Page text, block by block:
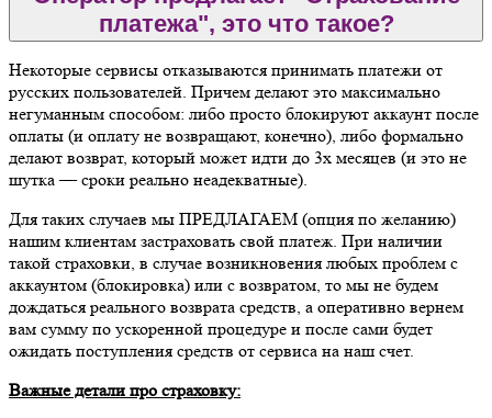
платежа", это что такое?
Некоторые сервисы отказываются принимать платежи от
русских пользователей. Причем делают это максимально
негуманным способом: либо просто блокируют аккаунт после
оплаты (и оплату не возвращают, конечно), либо формально
делают возврат, который может идти до 3х месяцев (и это не
шутка — сроки реально неадекватные).
Для таких случаев мы ПРЕДЛАГАЕМ (опция по желанию)
нашим клиентам застраховать свой платеж. При наличии
такой страховки, в случае возникновения любых проблем с
аккаунтом (блокировка) или с возвратом, то мы не будем
дождаться реального возврата средств, а оперативно вернем
вам сумму по ускоренной процедуре и после сами будет
ожидать поступления средств от сервиса на наш счет.
Важные детали про страховку: